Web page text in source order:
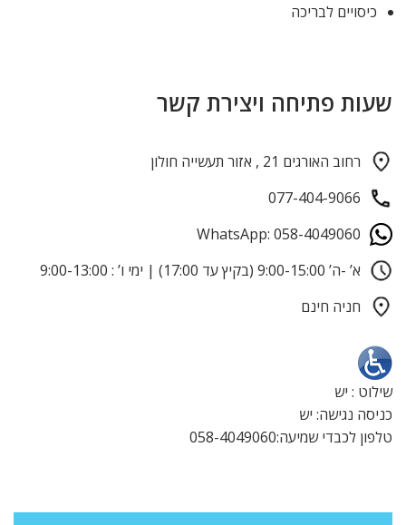
כיסויים לבריכה
שעות פתיחה ויצירת קשר
רחוב האורגים 21 , אזור תעשייה חולון
077-404-9066
WhatsApp: 058-4049060
א’ -ה’ 9:00-15:00 (בקיץ עד 17:00) | ימי ו’ : 9:00-13:00
חניה חינם
שילוט : יש
כניסה נגישה: יש
טלפון לכבדי שמיעה:058-4049060